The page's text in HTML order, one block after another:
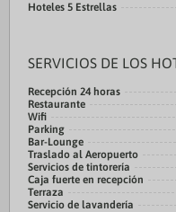
Hoteles 5 Estrellas
SERVICIOS DE LOS
Recepción 24 horas
Restaurante
Wifi
Parking
Bar-Lounge
Traslado al Aeropuerto
Servicios de tintorería
Caja fuerte en recepción
Terraza
Servicio de lavandería